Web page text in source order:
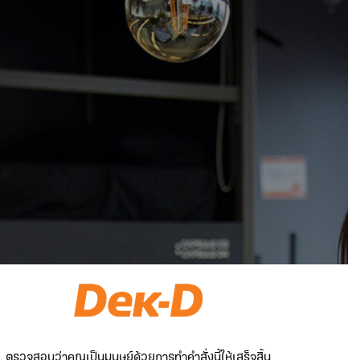
ตรวจสอบว่าคุณเป็นมนุษย์ด้วยการทำคำสั่งนี้ให้เสร็จสิ้น